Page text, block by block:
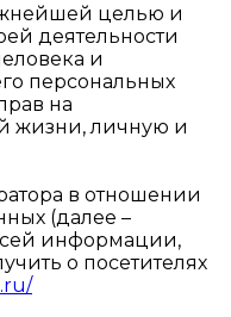
целью и
деятельности
и
персональных
на
жизни, личную и
в отношении
(далее –
информации,
о посетителях